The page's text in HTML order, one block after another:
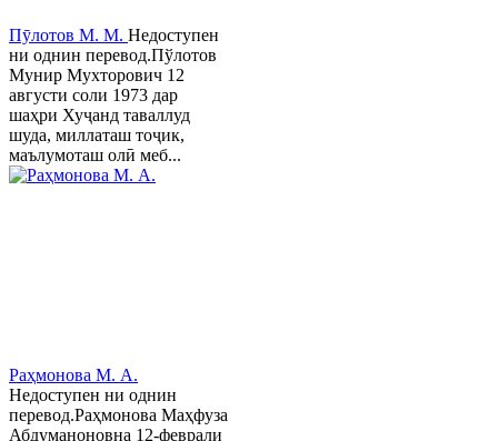
Пӯлотов М. М. Недоступен
ни однин перевод.Пўлотов
Мунир Мухторович 12
августи соли 1973 дар
шаҳри Хуҷанд таваллуд
шуда, миллаташ тоҷик,
маълумоташ олӣ меб...
Раҳмонова М. А.
Недоступен ни однин
перевод.Раҳмонова Маҳфуза
Абдуманоновна 12-феврали